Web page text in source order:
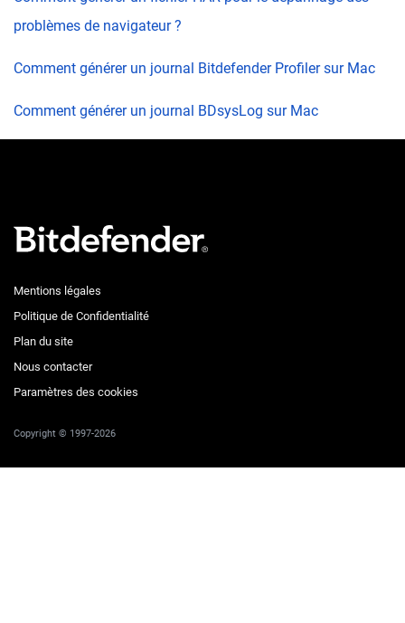
problèmes de navigateur ?
Comment générer un journal Bitdefender Profiler sur Mac
Comment générer un journal BDsysLog sur Mac
Mentions légales
Politique de Confidentialité
Plan du site
Nous contacter
Paramètres des cookies
Copyright © 1997-2026